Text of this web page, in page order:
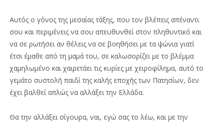
Αυτός ο γόνος της μεσαίας τάξης, που τον βλέπεις απέναντι
σου και περιμένεις να σου απευθυνθεί στον πληθυντικό και
να σε ρωτήσει αν θέλεις να σε βοηθήσει με τα ψώνια γιατί
έτσι έμαθε από τη μαμά του, σε καλωσορίζει με το βλέμμα
χαμηλωμένο και χαιρετάει τις κυρίες με χειροφίλημα, αυτό το
γεμάτο συστολή παιδί της καλής εποχής των Πατησίων, δεν
έχει βαλθεί απλώς να αλλάξει την Ελλάδα.
Θα την αλλάξει σίγουρα, ναι, εγώ σας το λέω, και με την